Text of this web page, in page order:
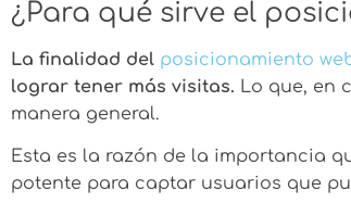
¿Para qué sirve el
La finalidad del posicionamiento
lograr tener más visitas. Lo que, en
manera general.
Esta es la razón de la importancia
potente para captar usuarios que